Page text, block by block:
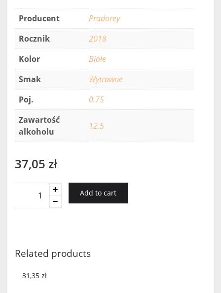
Producent
Pradorey
Rocznik
2018
Kolor
Białe
Smak
Wytrawne
Poj.
0.75
Zawartość
alkoholu
12.5
37,05 zł
Verdejo
Add to cart
Related products
31,35 zł